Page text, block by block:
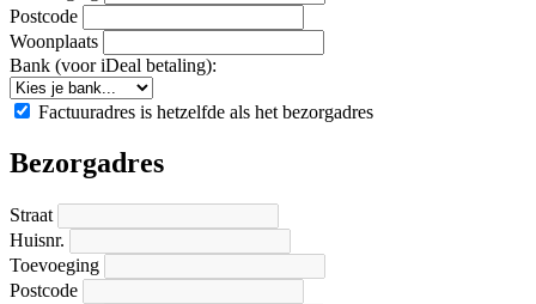
Postcode
Woonplaats
Bank (voor iDeal betaling):
Factuuradres is hetzelfde als het bezorgadres
Bezorgadres
Straat
Huisnr.
Toevoeging
Postcode